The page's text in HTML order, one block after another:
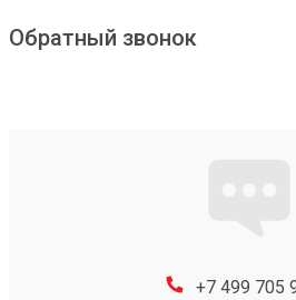
Обратный звонок
+7 499 705